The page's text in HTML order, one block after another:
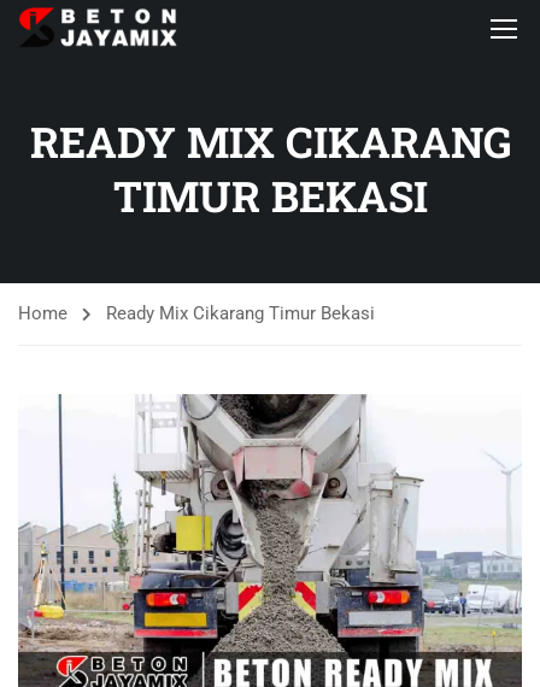
READY MIX CIKARANG
TIMUR BEKASI
Home Ready Mix Cikarang Timur Bekasi